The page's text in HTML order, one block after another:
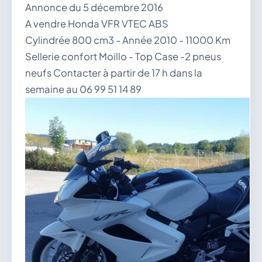
vous.
04 74 38 22 78
mairie@douvres.fr
140 Place de la Babillière, 01500 Douvres
Contacter la mairie
Le guichet des associations
publier une annonce
Annonce du 5 décembre 2016
A vendre Honda VFR VTEC ABS
Cylindrée 800 cm3 - Année 2010 - 11000 Km
Sellerie confort Moillo - Top Case -2 pneus
neufs Contacter à partir de 17 h dans la
semaine au 06 99 51 14 89